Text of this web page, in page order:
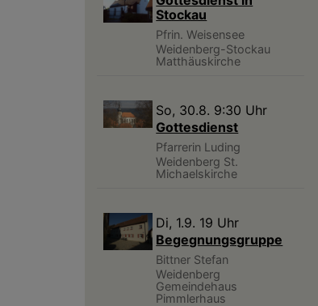
Stockau
Pfrin. Weisensee
Weidenberg-Stockau
Matthäuskirche
So, 30.8. 9:30 Uhr
Gottesdienst
Pfarrerin Luding
Weidenberg St.
Michaelskirche
Di, 1.9. 19 Uhr
Begegnungsgruppe
Bittner Stefan
Weidenberg
Gemeindehaus
Pimmlerhaus